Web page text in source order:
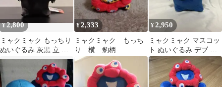
¥2,800
ミャクミャク もっちり
ぬいぐるみ 灰黒 立 タ
グ付き 大阪関西万博
¥2,333
ミャクミャク もっち
り 横 豹柄
¥2,950
ミャクミャク マスコッ
ト ぬいぐるみ デブ も
っちり